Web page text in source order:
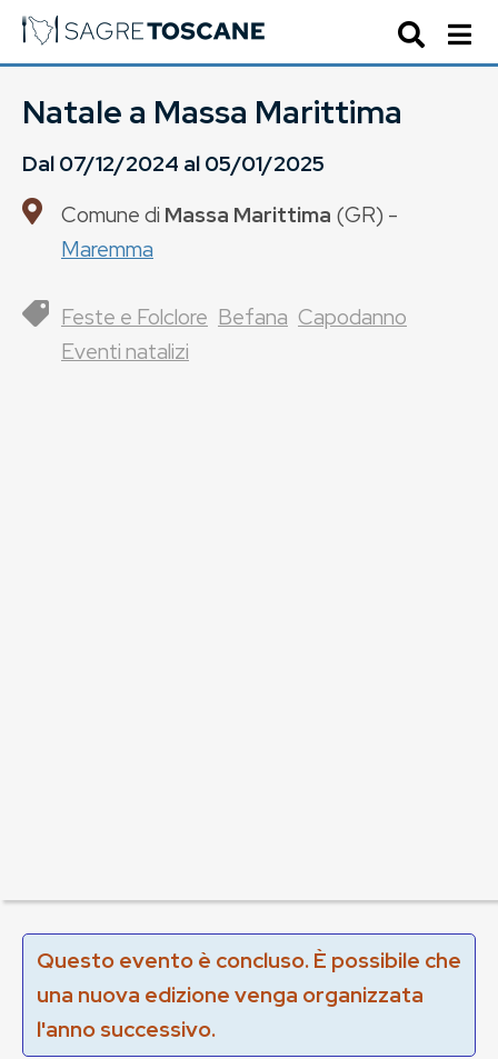
Natale a Massa Marittima
Dal07/12/2024 al05/01/2025
Comune di Massa Marittima (GR) -
Maremma
Feste e Folclore Befana Capodanno
Eventi natalizi
Questo evento è concluso. È possibile che
una nuova edizione venga organizzata
l'anno successivo.